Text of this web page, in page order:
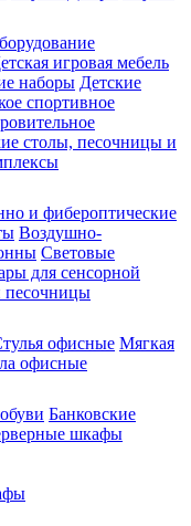
игровая мебель
наборы Детские
спортивное
столы, песочницы и
и фибероптические
Воздушно-
Световые
для сенсорной
песочницы
офисные Мягкая
офисные
Банковские
шкафы